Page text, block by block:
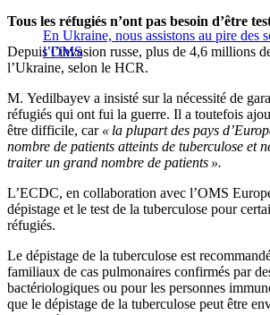
En Ukraine, nous assistons au pire des
l’OMS
Tous les réfugiés n’ont pas besoin d’être
Depuis l’invasion russe, plus de 4,6 millions
l’Ukraine, selon le HCR.
M. Yedilbayev a insisté sur la nécessité de
réfugiés qui ont fui la guerre. Il a toutefois
être difficile, car « la plupart des pays
nombre de patients atteints de tuberculose et
traiter un grand nombre de patients ».
L’ECDC, en collaboration avec l’OMS
dépistage et le test de la tuberculose pour
réfugiés.
Le dépistage de la tuberculose est
familiaux de cas pulmonaires confirmés par
bactériologiques ou pour les personnes
que le dépistage de la tuberculose peut être